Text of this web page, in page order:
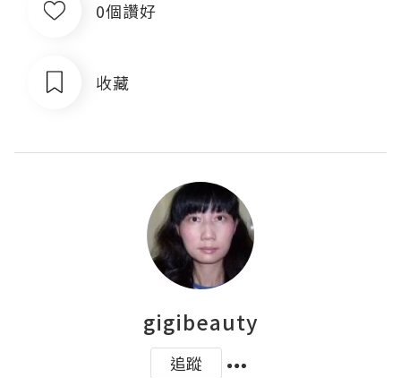
0個讚好
收藏
gigibeauty
追蹤